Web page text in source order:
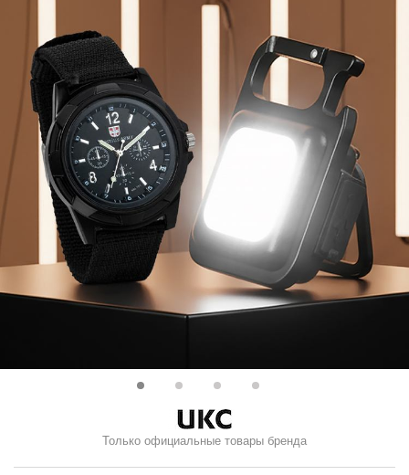
Только официальные товары бренда